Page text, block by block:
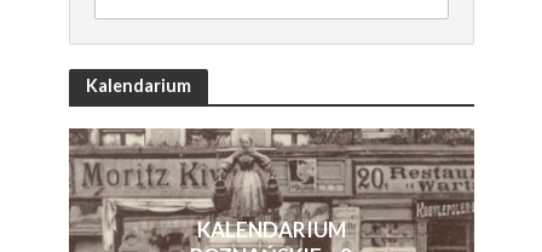
Kalendarium
KALENDARIUM